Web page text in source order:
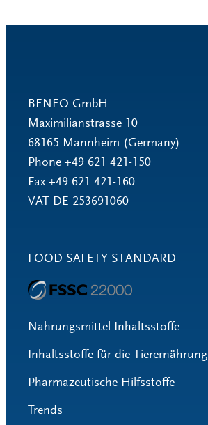
BENEO GmbH
Maximilianstrasse 10
68165 Mannheim (Germany)
Phone +49 621 421-150
Fax +49 621 421-160
VAT DE 253691060
FOOD SAFETY STANDARD
Nahrungsmittel Inhaltsstoffe
Inhaltsstoffe für die Tierernährung
Pharmazeutische Hilfsstoffe
Trends